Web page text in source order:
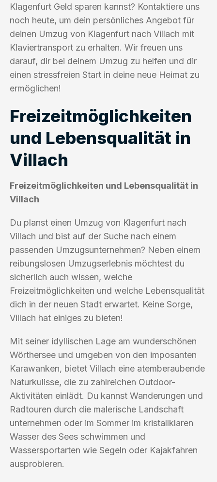
Klagenfurt Geld sparen kannst? Kontaktiere uns
noch heute, um dein persönliches Angebot für
deinen Umzug von Klagenfurt nach Villach mit
Klaviertransport zu erhalten. Wir freuen uns
darauf, dir bei deinem Umzug zu helfen und dir
einen stressfreien Start in deine neue Heimat zu
ermöglichen!
Freizeitmöglichkeiten
und Lebensqualität in
Villach
Freizeitmöglichkeiten und Lebensqualität in
Villach
Du planst einen Umzug von Klagenfurt nach
Villach und bist auf der Suche nach einem
passenden Umzugsunternehmen? Neben einem
reibungslosen Umzugserlebnis möchtest du
sicherlich auch wissen, welche
Freizeitmöglichkeiten und welche Lebensqualität
dich in der neuen Stadt erwartet. Keine Sorge,
Villach hat einiges zu bieten!
Mit seiner idyllischen Lage am wunderschönen
Wörthersee und umgeben von den imposanten
Karawanken, bietet Villach eine atemberaubende
Naturkulisse, die zu zahlreichen Outdoor-
Aktivitäten einlädt. Du kannst Wanderungen und
Radtouren durch die malerische Landschaft
unternehmen oder im Sommer im kristallklaren
Wasser des Sees schwimmen und
Wassersportarten wie Segeln oder Kajakfahren
ausprobieren.